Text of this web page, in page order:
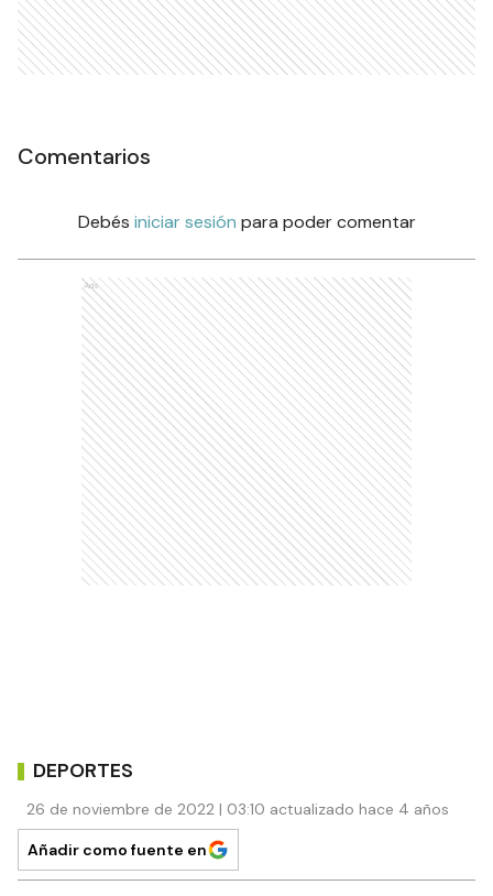
Comentarios
Debés iniciar sesión para poder comentar
Ads
DEPORTES
26 de noviembre de 2022 | 03:10 actualizado hace 4 años
Añadir como fuente en